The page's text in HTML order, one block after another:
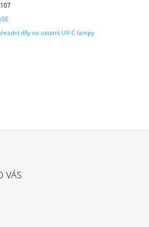
díly na ostatní UV-C lampy
VÁS